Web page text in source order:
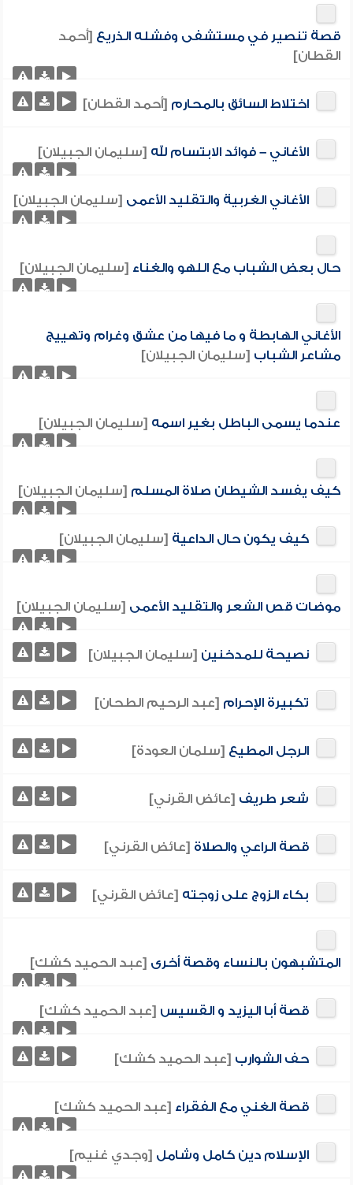
قصة تنصير في مستشفى وفشله الذريع [أحمد
القطان]
اختلاط السائق بالمحارم [أحمد القطان]
الأغاني – فوائد الابتسام لله [سليمان الجبيلان]
الأغاني الغربية والتقليد الأعمى [سليمان الجبيلان]
حال بعض الشباب مع اللهو والغناء [سليمان الجبيلان]
الأغاني الهابطة و ما فيها من عشق وغرام وتهييج
مشاعر الشباب [سليمان الجبيلان]
عندما يسمى الباطل بغير اسمه [سليمان الجبيلان]
كيف يفسد الشيطان صلاة المسلم [سليمان الجبيلان]
كيف يكون حال الداعية [سليمان الجبيلان]
موضات قص الشعر والتقليد الأعمى [سليمان الجبيلان]
نصيحة للمدخنين [سليمان الجبيلان]
تكبيرة الإحرام [عبد الرحيم الطحان]
الرجل المطيع [سلمان العودة]
شعر طريف [عائض القرني]
قصة الراعي والصلاة [عائض القرني]
بكاء الزوج على زوجته [عائض القرني]
المتشبهون بالنساء وقصة أخرى [عبد الحميد كشك]
قصة أبا اليزيد و القسيس [عبد الحميد كشك]
حف الشوارب [عبد الحميد كشك]
قصة الغني مع الفقراء [عبد الحميد كشك]
الإسلام دين كامل وشامل [وجدي غنيم]